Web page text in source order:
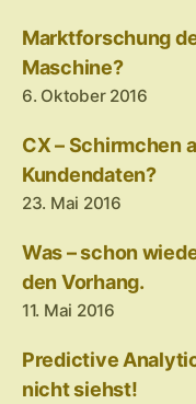
Marktforschung
Maschine?
6. Oktober 2016
CX – Schirmchen
Kundendaten?
23. Mai 2016
Was – schon
den Vorhang.
11. Mai 2016
Predictive
nicht siehst!